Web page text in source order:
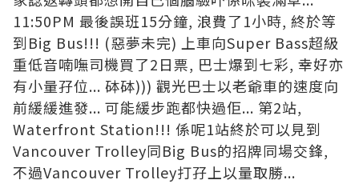
11:50PM 最後誤班15分鐘, 浪費了1小時, 終於等
到Big Bus!!! (惡夢未完) 上車向Super Bass超級
重低音喃嘸司機買了2日票, 巴士爆到七彩, 幸好亦
有小量孖位... 砵砵))) 觀光巴士以老爺車的速度向
前緩緩進發... 可能緩步跑都快過佢... 第2站,
Waterfront Station!!! 係呢1站終於可以見到
Vancouver Trolley同Big Bus的招牌同場交鋒,
不過Vancouver Trolley打孖上以量取勝...